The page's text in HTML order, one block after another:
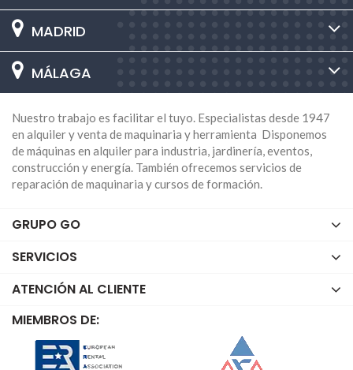
MADRID
MÁLAGA
Nuestro trabajo es facilitar el tuyo. Especialistas desde 1947
en alquiler y venta de maquinaria y herramienta Disponemos
de máquinas en alquiler para industria, jardinería, eventos,
construcción y energía. También ofrecemos servicios de
reparación de maquinaria y cursos de formación.
GRUPO GO
SERVICIOS
ATENCIÓN AL CLIENTE
MIEMBROS DE: